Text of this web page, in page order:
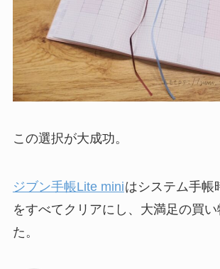
この選択が大成功。
ジブン手帳Lite miniはシステム手帳
をすべてクリアにし、大満足の買
た。